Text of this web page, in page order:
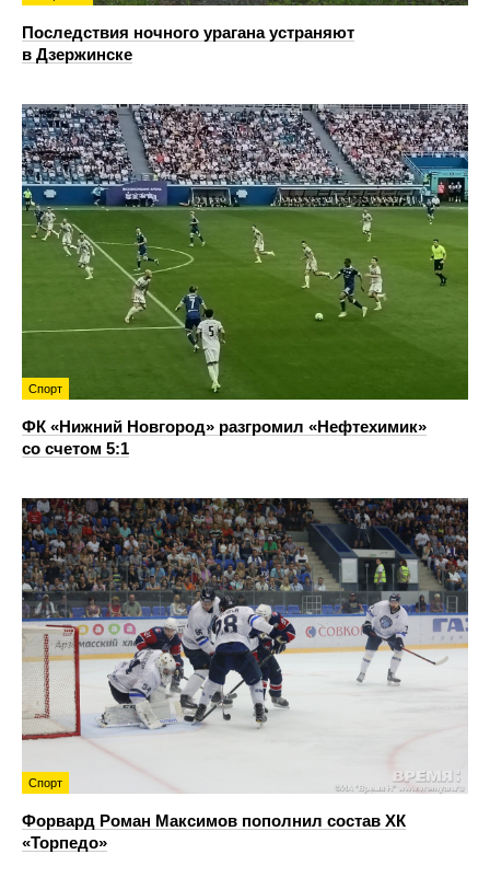
Последствия ночного урагана устраняют
в Дзержинске
Спорт
ФК «Нижний Новгород» разгромил «Нефтехимик»
со счетом 5:1
Спорт
Форвард Роман Максимов пополнил состав ХК
«Торпедо»